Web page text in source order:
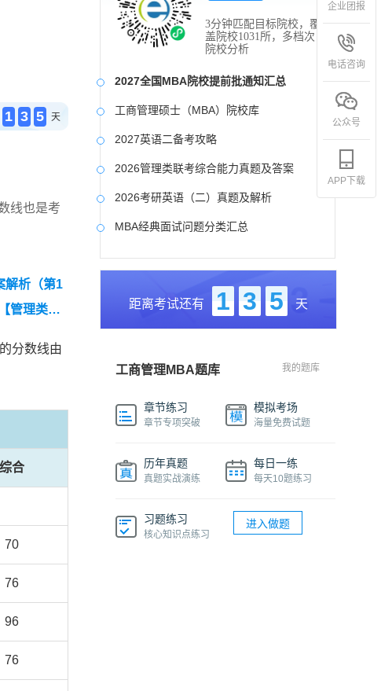
1 3 5 天
线也是考
解析（第1
【管理类联
分数线由
综合
70
76
96
76
3分钟匹配目标院校，覆
盖院校1031所，多档次
院校分析
2027全国MBA院校提前批通知汇总
工商管理硕士（MBA）院校库
2027英语二备考攻略
2026管理类联考综合能力真题及答案
2026考研英语（二）真题及解析
MBA经典面试问题分类汇总
2017-2025近九年各科真题及详细解析
考研英语（二）试题库
2027写作备考攻略
距离考试还有 1 3 5 天
工商管理MBA题库 我的题库
章节练习
章节专项突破
模拟考场
海量免费试题
历年真题
真题实战演练
每日一练
每天10题练习
习题练习
核心知识点练习
进入做题
企业团报
电话咨询
公众号
APP下载